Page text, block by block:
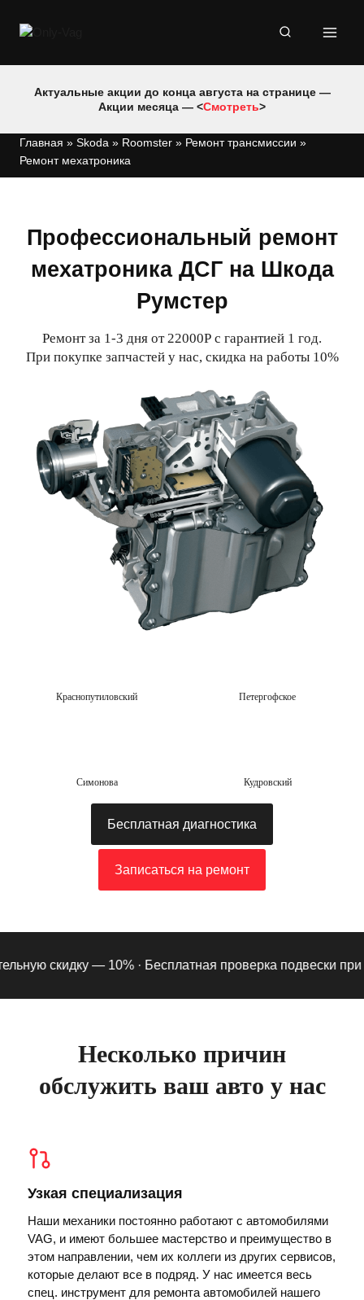
Актуальные акции до конца августа на странице —
Акции месяца — <Смотреть>
Главная » Skoda » Roomster » Ремонт трансмиссии »
Ремонт мехатроника
Профессиональный ремонт
мехатроника ДСГ на Шкода
Румстер
Ремонт за 1-3 дня от 22000Р с гарантией 1 год.
При покупке запчастей у нас, скидка на работы 10%
Краснопутиловский Петергофское
Симонова Кудровский
Бесплатная диагностика
Записаться на ремонт
скидку — 10% ·Бесплатная проверка подвески при
Несколько причин
обслужить ваш авто у нас
Узкая специализация
Наши механики постоянно работают с автомобилями
VAG, и имеют большее мастерство и преимущество в
этом направлении, чем их коллеги из других сервисов,
которые делают все в подряд. У нас имеется весь
спец. инструмент для ремонта автомобилей нашего